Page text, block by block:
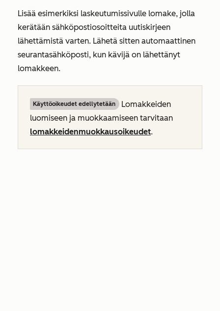
Lisää esimerkiksi laskeutumissivulle lomake, jolla
kerätään sähköpostiosoitteita uutiskirjeen
lähettämistä varten. Lähetä sitten automaattinen
seurantasähköposti, kun kävijä on lähettänyt
lomakkeen.
Käyttöoikeudet edellytetään
Lomakkeiden
luomiseen ja muokkaamiseen tarvitaan
lomakkeidenmuokkausoikeudet.